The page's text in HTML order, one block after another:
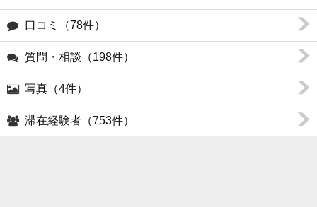
口コミ（78件）
質問・相談（198件）
写真（4件）
滞在経験者（753件）